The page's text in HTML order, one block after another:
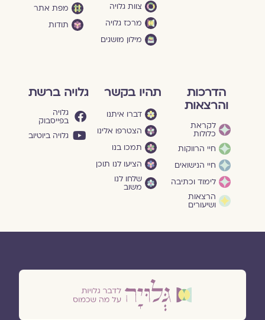
צוות גלויה
מרכז גלויה
מילון מושגים
מפת אתר
תודות
הדרכות
והרצאות
לקראת
כלולות
חיי הרווקות
חיי הנישואים
לימוד וכתיבה
הרצאות
ושיעורים
תהיו בקשר
דברו איתנו
הצטרפו אלינו
תמכו בנו
הציעו לנו תוכן
שלחו לנו
משוב
גלויה ברשת
גלויה
בפייסבוק
גלויה ביוטיוב